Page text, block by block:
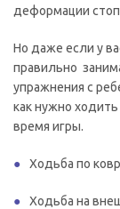
деформации
Но даже если у
правильно
упражнения с
как нужно
время игры.
Ходьба по
Ходьба на